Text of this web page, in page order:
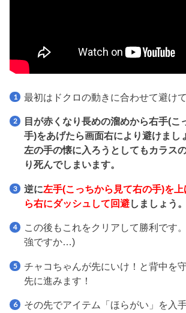
最初はドクロの動きに合わせて避け
目が赤くなり長めの溜めから右手(こ
手)をあげたら画面右により避けまし
左の手の懐に入ろうとしてもカラス
り死んでしまいます。
逆に左手(こっちから見て右の手)を
ら右にダッシュして回避しましょう。
この後もこれをクリアして勝利です
強ですか…)
チャコちゃんが先にいけ！と背中を
先に進みます！
その先でアイテム「ほらがい」を入